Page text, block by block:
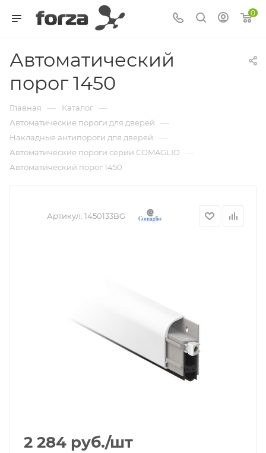
0
Автоматический
порог 1450
Главная — Каталог —
Автоматические пороги для дверей —
Накладные антипороги для дверей —
Автоматические пороги серии COMAGLIO —
Автоматический порог 1450
Артикул: 1450133BG
2 284 руб./шт